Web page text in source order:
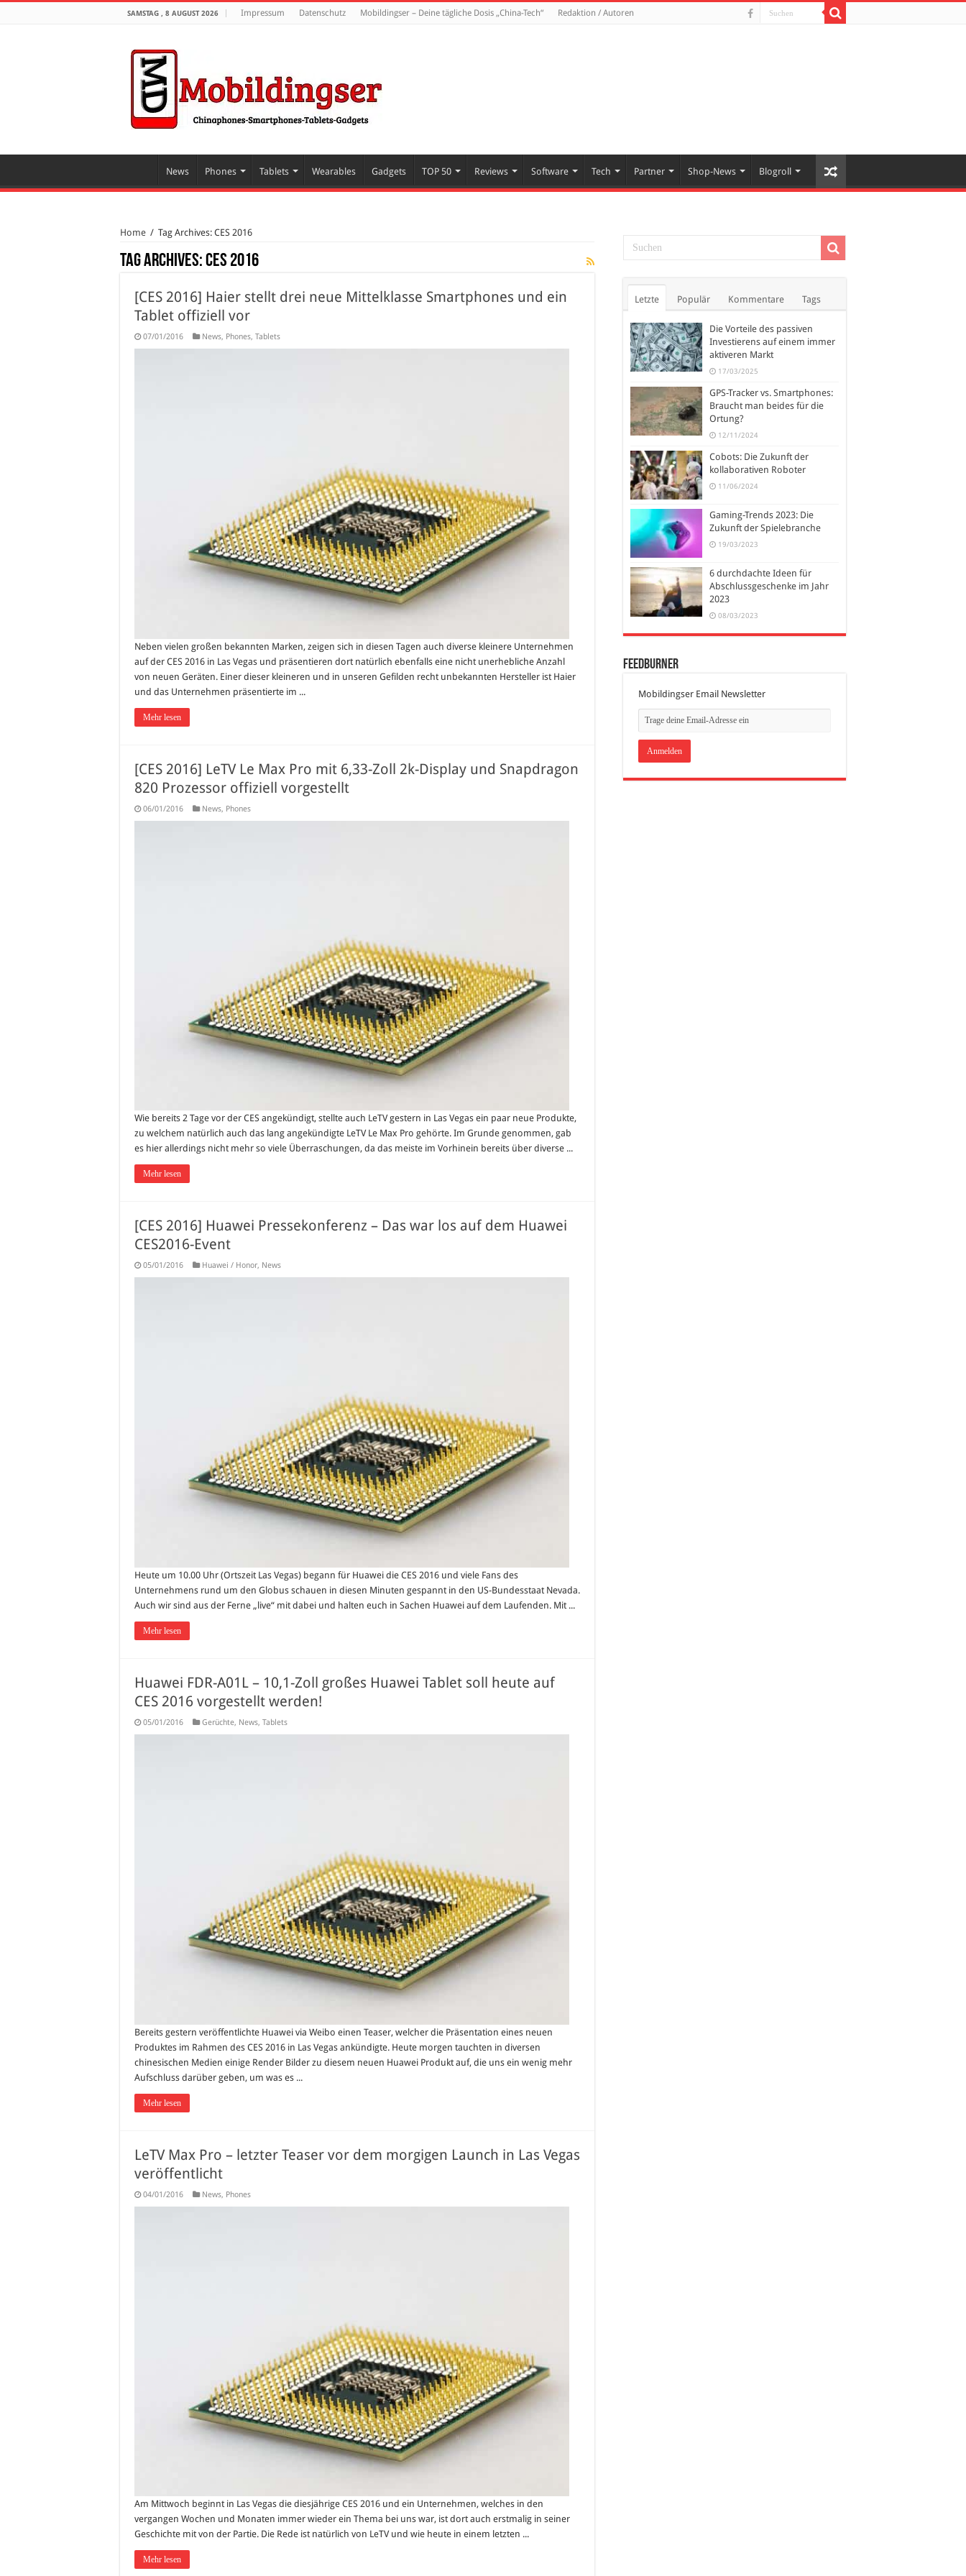
SAMSTAG , 8 AUGUST 2026 Impressum Datenschutz Mobildingser – Deine tägliche Dosis „China-Tech“ Redaktion / Autoren
News Phones Tablets Wearables Gadgets TOP 50 Reviews Software Tech Partner Shop-News Blogroll
Home / Tag Archives: CES 2016
Tag Archives:CES 2016
[CES 2016] Haier stellt drei neue Mittelklasse Smartphones und ein
Tablet offiziell vor
07/01/2016 News, Phones, Tablets
Neben vielen großen bekannten Marken, zeigen sich in diesen Tagen auch diverse kleinere Unternehmen
auf der CES 2016 in Las Vegas und präsentieren dort natürlich ebenfalls eine nicht unerhebliche Anzahl
von neuen Geräten. Einer dieser kleineren und in unseren Gefilden recht unbekannten Hersteller ist Haier
und das Unternehmen präsentierte im ...
Mehr lesen
[CES 2016] LeTV Le Max Pro mit 6,33-Zoll 2k-Display und Snapdragon
820 Prozessor offiziell vorgestellt
06/01/2016 News, Phones
Wie bereits 2 Tage vor der CES angekündigt, stellte auch LeTV gestern in Las Vegas ein paar neue Produkte,
zu welchem natürlich auch das lang angekündigte LeTV Le Max Pro gehörte. Im Grunde genommen, gab
es hier allerdings nicht mehr so viele Überraschungen, da das meiste im Vorhinein bereits über diverse ...
Mehr lesen
[CES 2016] Huawei Pressekonferenz – Das war los auf dem Huawei
CES2016-Event
05/01/2016 Huawei / Honor, News
Heute um 10.00 Uhr (Ortszeit Las Vegas) begann für Huawei die CES 2016 und viele Fans des
Unternehmens rund um den Globus schauen in diesen Minuten gespannt in den US-Bundesstaat Nevada.
Auch wir sind aus der Ferne „live“ mit dabei und halten euch in Sachen Huawei auf dem Laufenden. Mit ...
Mehr lesen
Huawei FDR-A01L – 10,1-Zoll großes Huawei Tablet soll heute auf
CES 2016 vorgestellt werden!
05/01/2016 Gerüchte, News, Tablets
Bereits gestern veröffentlichte Huawei via Weibo einen Teaser, welcher die Präsentation eines neuen
Produktes im Rahmen des CES 2016 in Las Vegas ankündigte. Heute morgen tauchten in diversen
chinesischen Medien einige Render Bilder zu diesem neuen Huawei Produkt auf, die uns ein wenig mehr
Aufschluss darüber geben, um was es ...
Mehr lesen
LeTV Max Pro – letzter Teaser vor dem morgigen Launch in Las Vegas
veröffentlicht
04/01/2016 News, Phones
Am Mittwoch beginnt in Las Vegas die diesjährige CES 2016 und ein Unternehmen, welches in den
vergangen Wochen und Monaten immer wieder ein Thema bei uns war, ist dort auch erstmalig in seiner
Geschichte mit von der Partie. Die Rede ist natürlich von LeTV und wie heute in einem letzten ...
Mehr lesen
Letzte Populär Kommentare Tags
Die Vorteile des passiven
Investierens auf einem immer
aktiveren Markt
17/03/2025
GPS-Tracker vs. Smartphones:
Braucht man beides für die
Ortung?
12/11/2024
Cobots: Die Zukunft der
kollaborativen Roboter
11/06/2024
Gaming-Trends 2023: Die
Zukunft der Spielebranche
19/03/2023
6 durchdachte Ideen für
Abschlussgeschenke im Jahr
2023
08/03/2023
FeedBurner
Mobildingser Email Newsletter